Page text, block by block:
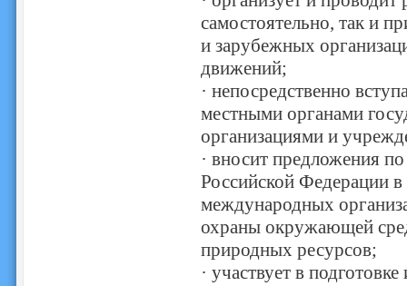
самостоятельно, так и
и зарубежных
движений;
· непосредственно
местными органами
организациями и
· вносит предложения
Российской Федерации
международных
охраны окружающей
природных ресурсов;
· участвует в